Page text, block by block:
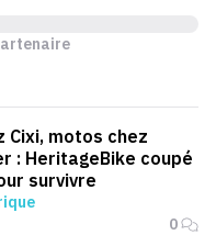
Cixi, motos chez
: HeritageBike coupé
survivre
0